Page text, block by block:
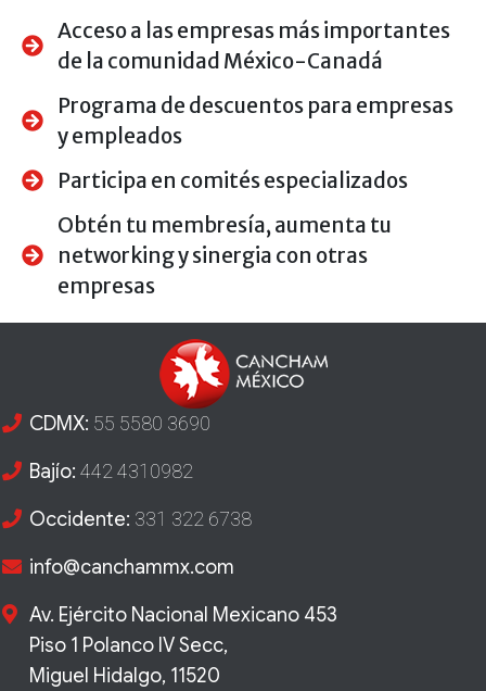
Acceso a las empresas más importantes
de la comunidad México-Canadá
Programa de descuentos para empresas
y empleados
Participa en comités especializados
Obtén tu membresía, aumenta tu
networking y sinergia con otras
empresas
CDMX: 55 5580 3690
Bajío: 442 4310982
Occidente: 331 322 6738
info@canchammx.com
Av. Ejército Nacional Mexicano 453
Piso 1 Polanco IV Secc,
Miguel Hidalgo, 11520